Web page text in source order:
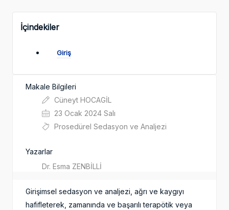
İçindekiler
Giriş
Makale Bilgileri
Cüneyt HOCAGİL
23 Ocak 2024 Salı
Prosedürel Sedasyon ve Analjezi
Yazarlar
Dr. Esma ZENBİLLİ
Girişimsel sedasyon ve analjezi, ağrı ve kaygıyı
hafifleterek, zamanında ve başarılı terapötik veya